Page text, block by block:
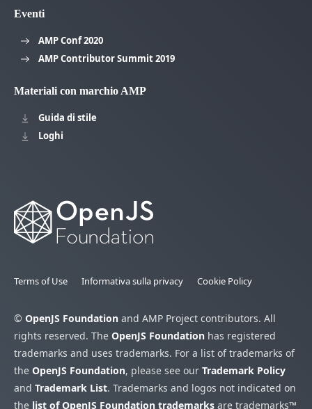
Eventi
AMP Conf 2020
AMP Contributor Summit 2019
Materiali con marchio AMP
Guida di stile
Loghi
Terms of Use Informativa sulla privacy Cookie Policy
© OpenJS Foundation and AMP Project contributors. All
rights reserved. The OpenJS Foundation has registered
trademarks and uses trademarks. For a list of trademarks of
the OpenJS Foundation, please see our Trademark Policy
and Trademark List. Trademarks and logos not indicated on
the list of OpenJS Foundation trademarks are trademarks™